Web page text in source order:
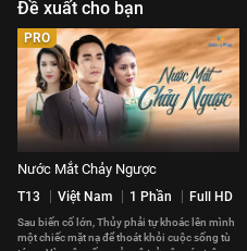
Đề xuất cho bạn
PRO
Nước Mắt Chảy Ngược
T13 Việt Nam 1 Phần Full HD
Sau biến cố lớn, Thủy phải tự khoác lên mình
một chiếc mặt nạ để thoát khỏi cuộc sống tù